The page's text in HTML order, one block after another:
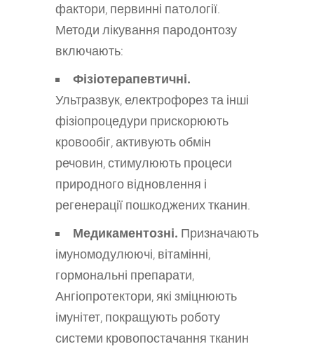
фактори, первинні патології.
Методи лікування пародонтозу
включають:
Фізіотерапевтичні.
Ультразвук, електрофорез та інші
фізіопроцедури прискорюють
кровообіг, активують обмін
речовин, стимулюють процеси
природного відновлення і
регенерації пошкоджених тканин.
Медикаментозні. Призначають
імуномодулюючі, вітамінні,
гормональні препарати,
Ангіопротектори, які зміцнюють
імунітет, покращують роботу
системи кровопостачання тканин